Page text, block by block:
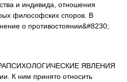
и индивида, отношения
философских споров. В
о противостоянии&#8230;
ЯВЛЕНИЯ
К ним принято относить